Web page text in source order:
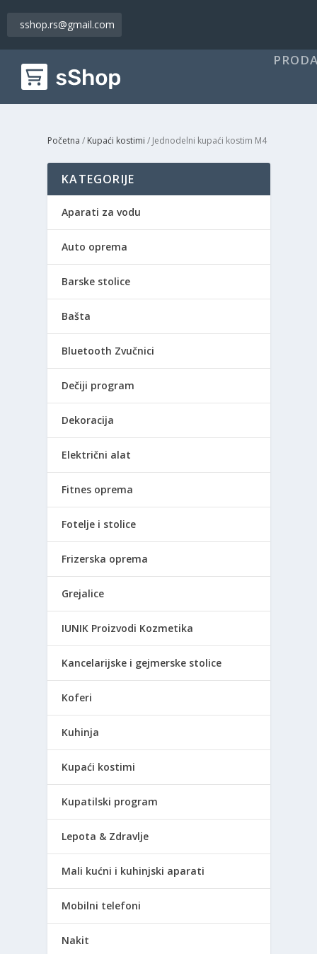
sshop.rs@gmail.com
Početna / Kupaći kostimi / Jednodelni kupaći kostim M4
KATEGORIJE
Aparati za vodu
Auto oprema
Barske stolice
Bašta
Bluetooth Zvučnici
Dečiji program
Dekoracija
Električni alat
Fitnes oprema
Fotelje i stolice
Frizerska oprema
Grejalice
IUNIK Proizvodi Kozmetika
Kancelarijske i gejmerske stolice
Koferi
Kuhinja
Kupaći kostimi
Kupatilski program
Lepota & Zdravlje
Mali kućni i kuhinjski aparati
Mobilni telefoni
Nakit